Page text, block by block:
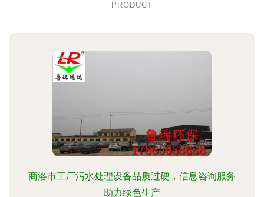
PRODUCT
商洛市工厂污水处理设备品质过硬，信息咨询服务
助力绿色生产